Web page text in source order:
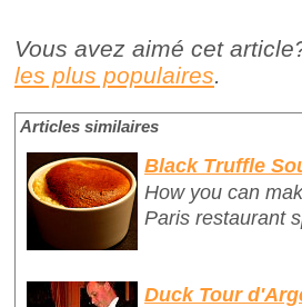
Vous avez aimé cet
les plus populaires.
Articles similaires
Black Truffle
How you can
Paris restaurant
Duck Tour